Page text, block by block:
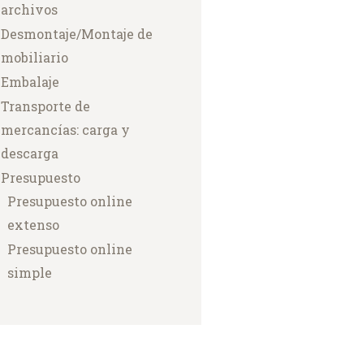
archivos
Desmontaje/Montaje de
mobiliario
Embalaje
Transporte de
mercancías: carga y
descarga
Presupuesto
Presupuesto online
extenso
Presupuesto online
simple